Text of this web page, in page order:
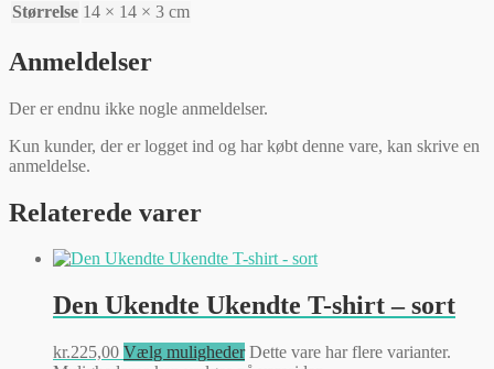
Størrelse 14 × 14 × 3 cm
Anmeldelser
Der er endnu ikke nogle anmeldelser.
Kun kunder, der er logget ind og har købt denne vare, kan skrive en
anmeldelse.
Relaterede varer
Den Ukendte Ukendte T-shirt – sort
kr.225,00 Vælg muligheder Dette vare har flere varianter.